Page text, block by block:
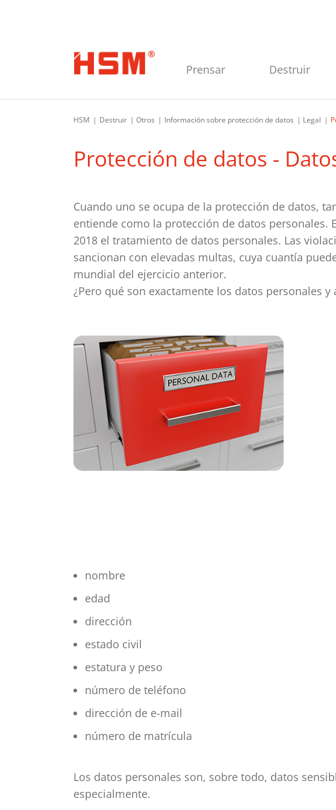
Prensar Destruir
HSM Destruir Otros Información sobre protección de datos Legal
Protección de datos -
Cuando uno se ocupa de la protección de datos,
entiende como la protección de datos personales.
2018 el tratamiento de datos personales. Las
sancionan con elevadas multas, cuya cuantía
mundial del ejercicio anterior.
¿Pero qué son exactamente los datos personales
nombre
edad
dirección
estado civil
estatura y peso
número de teléfono
dirección de e-mail
número de matrícula
Los datos personales son, sobre todo, datos
especialmente.